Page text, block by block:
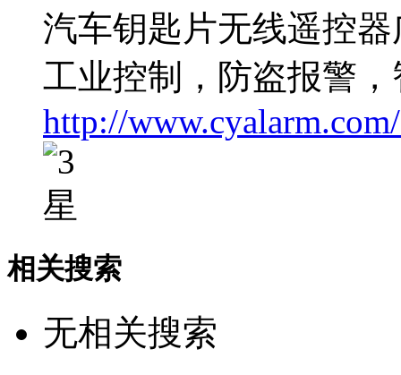
汽车钥匙片无线遥控
工业控制，防盗报警
http://
相关搜索
无相关搜索